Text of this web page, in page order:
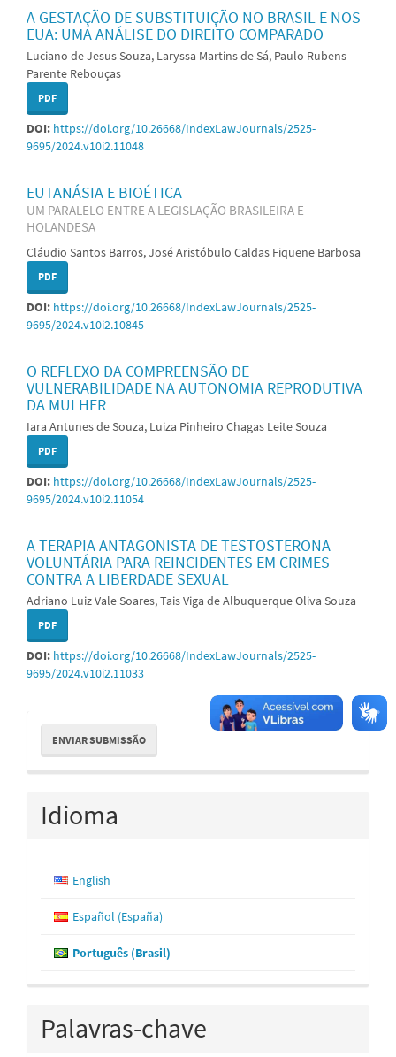
A GESTAÇÃO DE SUBSTITUIÇÃO NO BRASIL E NOS
EUA: UMA ANÁLISE DO DIREITO COMPARADO
Luciano de Jesus Souza, Laryssa Martins de Sá, Paulo Rubens
Parente Rebouças
PDF
DOI: https://doi.org/10.26668/IndexLawJournals/2525-
9695/2024.v10i2.11048
EUTANÁSIA E BIOÉTICA
UM PARALELO ENTRE A LEGISLAÇÃO BRASILEIRA E
HOLANDESA
Cláudio Santos Barros, José Aristóbulo Caldas Fiquene Barbosa
PDF
DOI: https://doi.org/10.26668/IndexLawJournals/2525-
9695/2024.v10i2.10845
O REFLEXO DA COMPREENSÃO DE
VULNERABILIDADE NA AUTONOMIA REPRODUTIVA
DA MULHER
Iara Antunes de Souza, Luiza Pinheiro Chagas Leite Souza
PDF
DOI: https://doi.org/10.26668/IndexLawJournals/2525-
9695/2024.v10i2.11054
A TERAPIA ANTAGONISTA DE TESTOSTERONA
VOLUNTÁRIA PARA REINCIDENTES EM CRIMES
CONTRA A LIBERDADE SEXUAL
Adriano Luiz Vale Soares, Tais Viga de Albuquerque Oliva Souza
PDF
DOI: https://doi.org/10.26668/IndexLawJournals/2525-
9695/2024.v10i2.11033
Enviar
Submissão
ENVIAR SUBMISSÃO
Idioma
English
Español (España)
Português (Brasil)
Palavras-chave